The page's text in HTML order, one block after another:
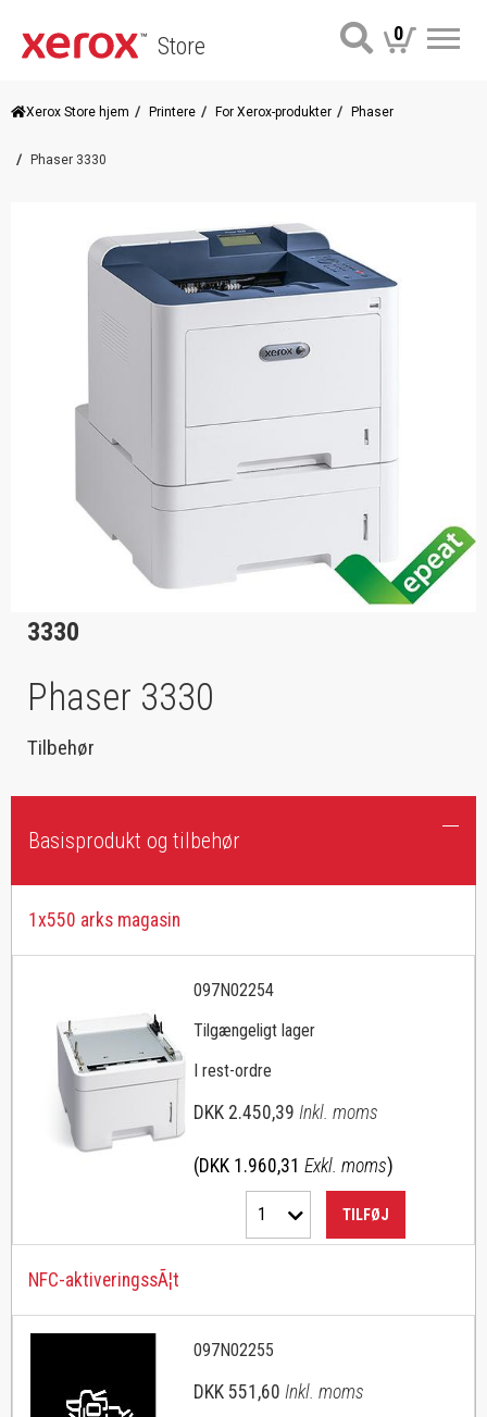
Store 0
Xerox Store hjem Printere For Xerox-produkter Phaser
Phaser 3330
3330
Phaser 3330
Tilbehør
Basisprodukt og tilbehør
1x550 arks magasin
097N02254
Tilgængeligt lager
I rest-ordre
DKK 2.450,39 Inkl. moms
(DKK 1.960,31 Exkl. moms)
1 TILFØJ
NFC-aktiveringssÃ¦t
097N02255
DKK 551,60 Inkl. moms